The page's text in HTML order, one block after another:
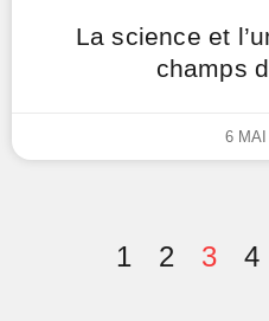
La science et
champs
6
1 2 3 4